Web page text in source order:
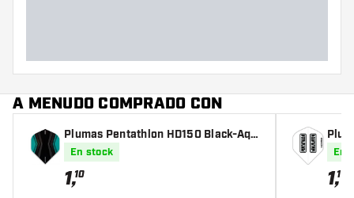
A MENUDO COMPRADO CON
Plumas Pentathlon HD150 Black-Aqu
En stock
1,10
En
1,10